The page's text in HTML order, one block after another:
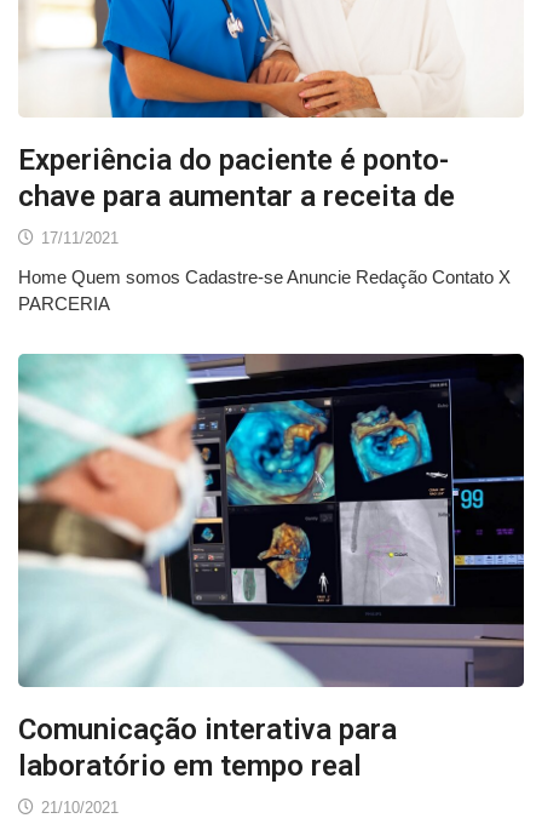
Experiência do paciente é ponto-
chave para aumentar a receita de
17/11/2021
Home Quem somos Cadastre-se Anuncie Redação Contato X
PARCERIA
Comunicação interativa para
laboratório em tempo real
21/10/2021